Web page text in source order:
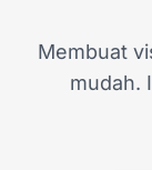
Membuat
mudah.